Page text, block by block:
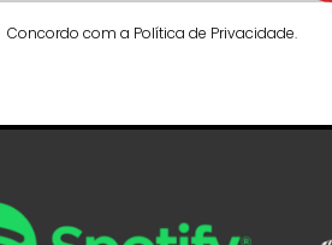
Concordo com a Política de Privacidade.